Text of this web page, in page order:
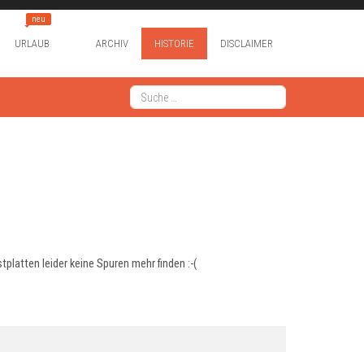
URLAUB
neu
ARCHIV HISTORIE DISCLAIMER
Suchen
Type 2 or more characters for results.
leider keine Spuren mehr finden :-(